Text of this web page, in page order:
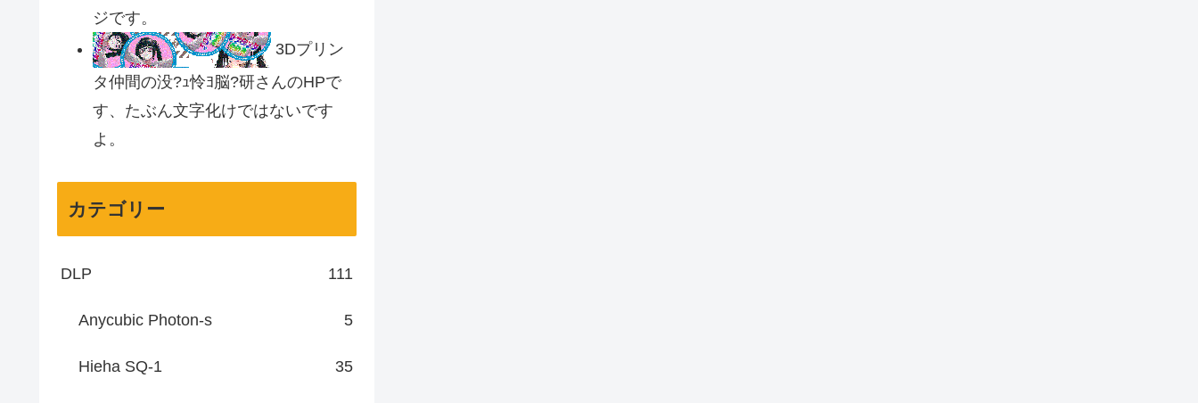
ジです。
3Dプリン
タ仲間の没?ｭ怜ﾖ脳?研さんのHPで
す、たぶん文字化けではないです
よ。
カテゴリー
DLP 111
Anycubic Photon-s 5
Hieha SQ-1 35